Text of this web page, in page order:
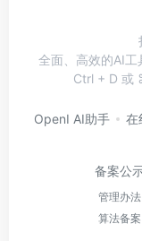
全面、高效的AI工
Ctrl + D 或
OpenI AI助手 在
备案公
管理办法
算法备案